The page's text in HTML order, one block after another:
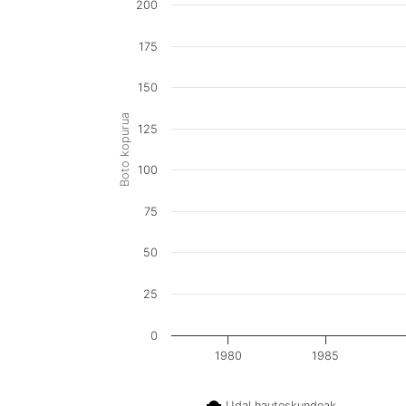
Boto kopurua
1980 1985
0
25
50
75
100
125
150
175
200